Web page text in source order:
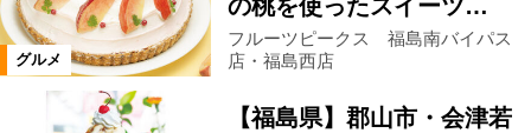
グルメ
の桃を使ったスイーツ…
フルーツピークス 福島南バイパス
店・福島西店
【福島県】郡山市・会津若